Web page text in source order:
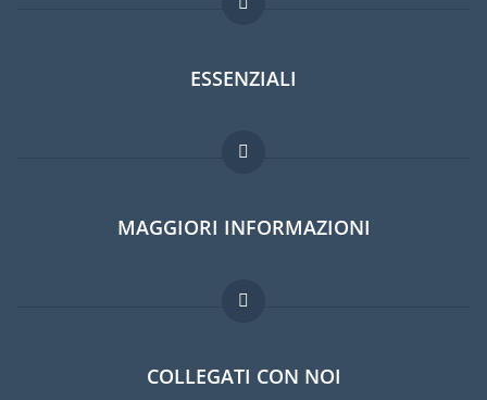
ESSENZIALI
Forum per expat
Guida per expat
Lavori all'estero
MAGGIORI INFORMAZIONI
Domande frequenti
COLLEGATI CON NOI